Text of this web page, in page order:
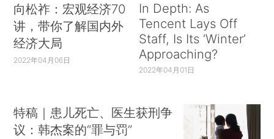
向松祚：宏观经济70
讲，带你了解国内外
经济大局
2022年04月06日
In Depth: As
Tencent Lays Off
Staff, Is Its ‘Winter’
Approaching?
2022年04月01日
特稿｜患儿死亡、医生获刑争
议：韩杰案的“罪与罚”